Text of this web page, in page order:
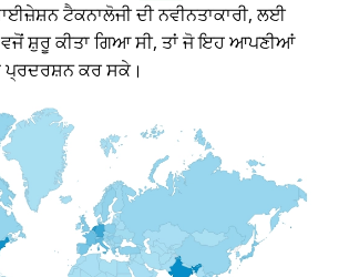
ਟੈਕਨਾਲੋਜੀ ਦੀ ਨਵੀਨਤਾਕਾਰੀ, ਲਈ
ਸ਼ੁਰੂ ਕੀਤਾ ਗਿਆ ਸੀ, ਤਾਂ ਜੋ ਇਹ ਆਪਣੀਆਂ
ਪ੍ਰਦਰਸ਼ਨ ਕਰ ਸਕੇ।